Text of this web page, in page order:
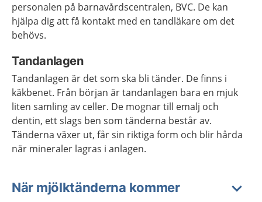
personalen på barnavårdscentralen, BVC. De kan
hjälpa dig att få kontakt med en tandläkare om det
behövs.
Tandanlagen
Tandanlagen är det som ska bli tänder. De finns i
käkbenet. Från början är tandanlagen bara en mjuk
liten samling av celler. De mognar till emalj och
dentin, ett slags ben som tänderna består av.
Tänderna växer ut, får sin riktiga form och blir hårda
när mineraler lagras i anlagen.
När mjölktänderna kommer